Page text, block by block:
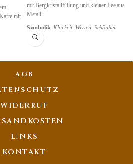
mit
mit Bergkristallfüllung und kleiner Fee aus
Metall.
Symbolik: Klarheit, Wissen Schönheit
AGB
WIDERRUF
LINKS
KONTAKT